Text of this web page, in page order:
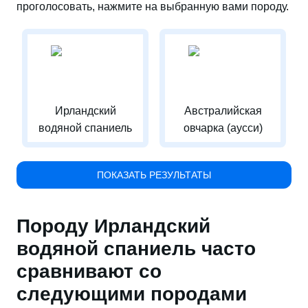
проголосовать, нажмите на выбранную вами породу.
Ирландский
водяной спаниель
Австралийская
овчарка (аусси)
ПОКАЗАТЬ РЕЗУЛЬТАТЫ
Породу Ирландский
водяной спаниель часто
сравнивают со
следующими породами